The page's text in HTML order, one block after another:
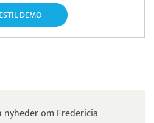
DEMO
om Fredericia